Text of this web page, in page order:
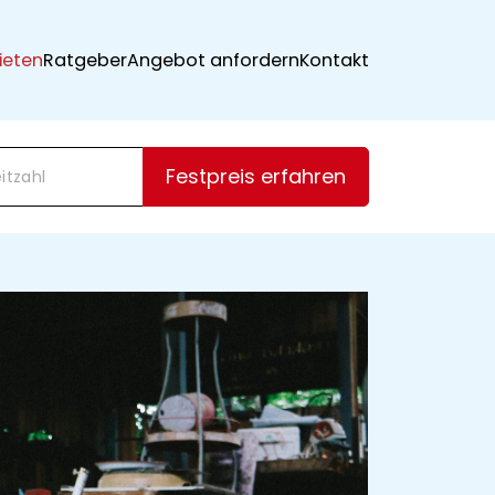
RatgeberAngebot anfordernKontakt
Festpreis erfahren